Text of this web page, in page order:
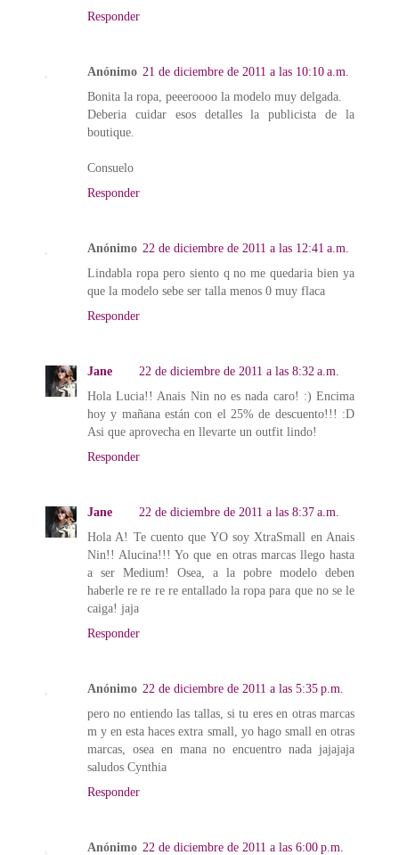
Responder
Anónimo 21 de diciembre de 2011 a las 10:10 a.m.
Bonita la ropa, peeeroooo la modelo muy delgada.
Deberia cuidar esos detalles la publicista de la
boutique.
Consuelo
Responder
Anónimo 22 de diciembre de 2011 a las 12:41 a.m.
Lindabla ropa pero siento q no me quedaria bien ya
que la modelo sebe ser talla menos 0 muy flaca
Responder
Jane
22 de diciembre de 2011 a las 8:32 a.m.
Hola Lucia!! Anais Nin no es nada caro! :) Encima
hoy y mañana están con el 25% de descuento!!! :D
Asi que aprovecha en llevarte un outfit lindo!
Responder
Jane
22 de diciembre de 2011 a las 8:37 a.m.
Hola A! Te cuento que YO soy XtraSmall en Anais
Nin!! Alucina!!! Yo que en otras marcas llego hasta
a ser Medium! Osea, a la pobre modelo deben
haberle re re re re entallado la ropa para que no se le
caiga! jaja
Responder
Anónimo 22 de diciembre de 2011 a las 5:35 p.m.
pero no entiendo las tallas, si tu eres en otras marcas
m y en esta haces extra small, yo hago small en otras
marcas, osea en mana no encuentro nada jajajaja
saludos Cynthia
Responder
Anónimo 22 de diciembre de 2011 a las 6:00 p.m.